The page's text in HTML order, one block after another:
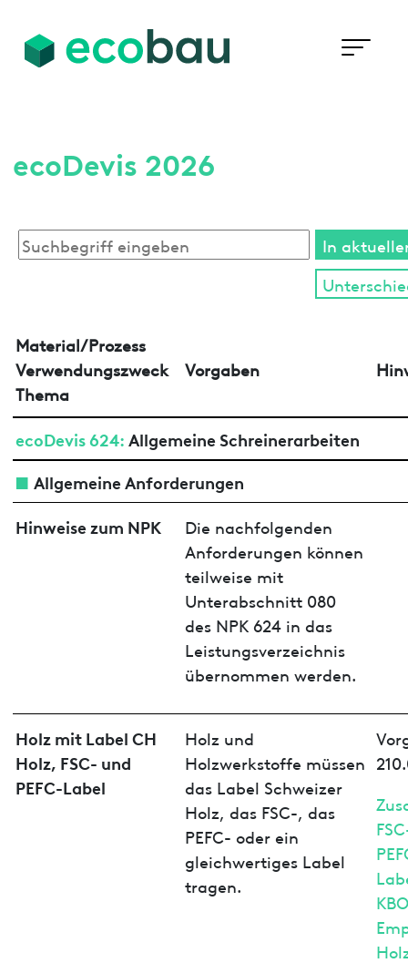
ecoDevis 2026
Material/Prozess
Verwendungszweck
Thema
Vorgaben
ecoDevis 624: Allgemeine Schreinerarbeiten
Allgemeine Anforderungen
Hinweise zum NPK
Die nachfolgenden
Anforderungen können
teilweise mit
Unterabschnitt 080
des NPK 624 in das
Leistungsverzeichnis
übernommen werden.
Holz mit Label CH
Holz, FSC- und
PEFC-Label
Holz und
Holzwerkstoffe müssen
das Label Schweizer
Holz, das FSC-, das
PEFC- oder ein
gleichwertiges Label
tragen.